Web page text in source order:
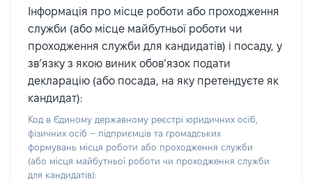
Інформація про місце роботи або проходження
служби (або місце майбутньої роботи чи
проходження служби для кандидатів) і посаду, у
зв’язку з якою виник обов’язок подати
декларацію (або посада, на яку претендуєте як
кандидат):
Код в Єдиному державному реєстрі юридичних осіб,
фізичних осіб – підприємців та громадських
формувань місця роботи або проходження служби
(або місця майбутньої роботи чи проходження служби
для кандидатів):